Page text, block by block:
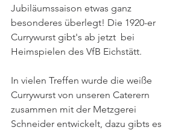
Jubiläumssaison etwas ganz
besonderes überlegt! Die 1920-er
Currywurst gibt's ab jetzt  bei
Heimspielen des VfB Eichstätt.
In vielen Treffen wurde die weiße
Currywurst von unseren Caterern
zusammen mit der Metzgerei
Schneider entwickelt, dazu gibts es